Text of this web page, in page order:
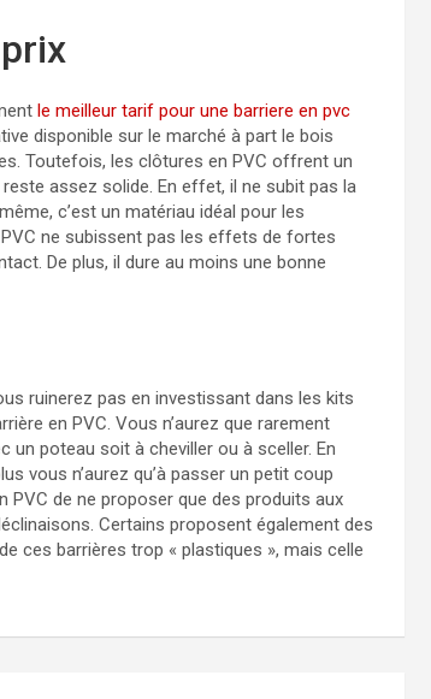
le meilleur tarif pour une barriere en pvc
disponible sur le marché à part le bois
Toutefois, les clôtures en PVC offrent un
assez solide. En effet, il ne subit pas la
c’est un matériau idéal pour les
ne subissent pas les effets de fortes
De plus, il dure au moins une bonne
ruinerez pas en investissant dans les kits
en PVC. Vous n’aurez que rarement
un poteau soit à cheviller ou à sceller. En
vous n’aurez qu’à passer un petit coup
PVC de ne proposer que des produits aux
Certains proposent également des
ces barrières trop « plastiques », mais celle